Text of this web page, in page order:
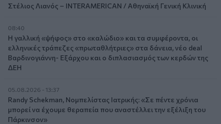
Στέλιος Λιανός – INTERAMERICAN / Αθηναϊκή Γενική Κλινική
08:40
Η γαλλική «ψήφος» στο «καλώδιο» και τα συμφέροντα, οι
ελληνικές τράπεζες «πρωταθλήτριες» στα δάνεια, νέο deal
Βαρδινογιάννη- Εξάρχου και ο διπλασιασμός των κερδών της
ΔΕΗ
05.08.2026 - 13:37
Randy Schekman, Νομπελίστας Ιατρικής: «Σε πέντε χρόνια
μπορεί να έχουμε θεραπεία που αναστέλλει την εξέλιξη του
Πάρκινσον»